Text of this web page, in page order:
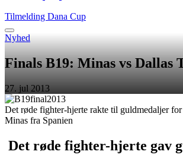
Tilmelding Dana Cup
Nyhed
Finals B19: Minas vs Dallas
27. jul 2013
Det røde fighter-hjerte rakte til guldmedaljer
Minas fra Spanien
Det røde fighter-hjerte gav